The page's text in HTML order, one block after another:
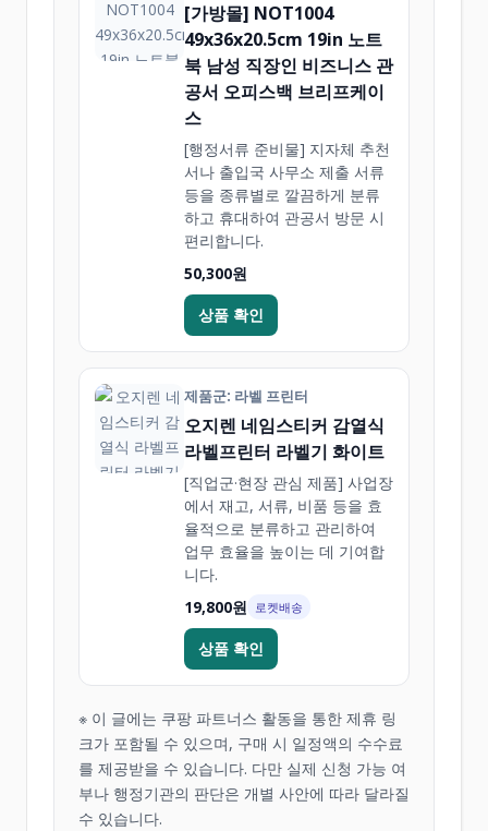
[가방몰] NOT1004
49x36x20.5cm 19in 노트
북 남성 직장인 비즈니스 관
공서 오피스백 브리프케이
스
[행정서류 준비물] 지자체 추천
서나 출입국 사무소 제출 서류
등을 종류별로 깔끔하게 분류
하고 휴대하여 관공서 방문 시
편리합니다.
50,300원
상품 확인
제품군: 라벨 프린터
오지렌 네임스티커 감열식
라벨프린터 라벨기 화이트
[직업군·현장 관심 제품] 사업장
에서 재고, 서류, 비품 등을 효
율적으로 분류하고 관리하여
업무 효율을 높이는 데 기여합
니다.
19,800원 로켓배송
상품 확인
※ 이 글에는 쿠팡 파트너스 활동을 통한 제휴 링
크가 포함될 수 있으며, 구매 시 일정액의 수수료
를 제공받을 수 있습니다. 다만 실제 신청 가능 여
부나 행정기관의 판단은 개별 사안에 따라 달라질
수 있습니다.